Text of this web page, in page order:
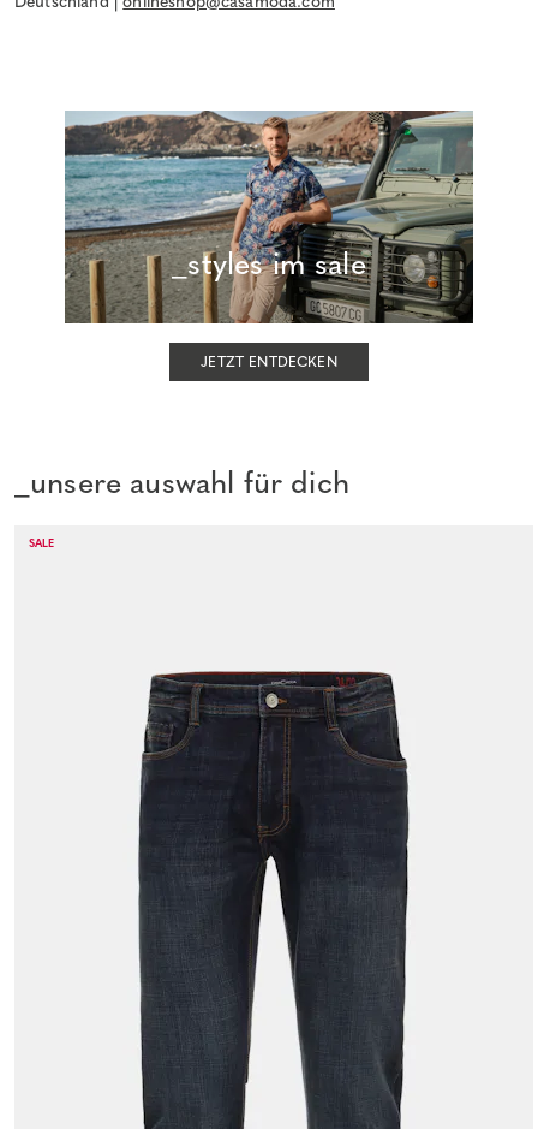
_styles im sale
JETZT ENTDECKEN
_unsere auswahl für dich
SALE